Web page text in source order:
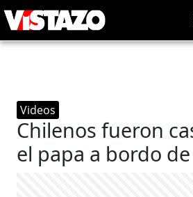
Videos
Chilenos fueron
el papa a bordo